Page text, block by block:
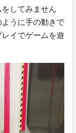
してみません
うに手の動きで
イでゲームを遊